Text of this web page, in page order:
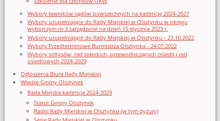
Wybory ławników sądów powszechnych na kadencję 2024-2027
Wybory uzupełniające do Rady Miejskiej w Olsztynku w okręgu
wyborczym nr 3 zarządzone na dzień 15 stycznia 2023 r.
Wybory uzupełniające do Rady Miejskiej w Olsztynku - 23.10.2022
Wybory Przedterminowe Burmistrza Olsztynka - 24.07.2022
Wybory sołtysów, rad sołeckich, przewodniczących osiedli i rad
osiedlowych 2024-2029
Ogłoszenia Biura Rady Miejskiej
Władze Gminy Olsztynek
Rada Miejska kadencja 2024-2029
Statut Gminy Olsztynek
Radni Rady Miejskiej w Olsztynku (w tym dyżury)